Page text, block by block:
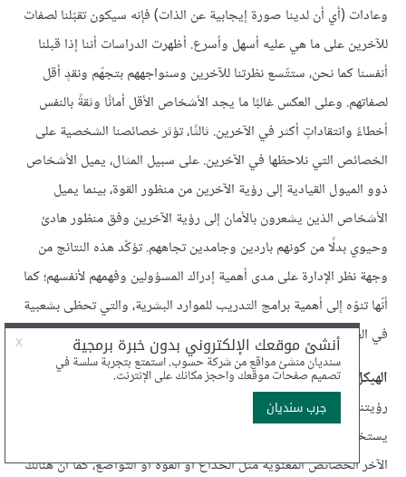
وعادات (أي أن لدينا صورة إيجابية عن الذات) فإنه سيكون تقبّلنا لصفات
للآخرين على ما هي عليه أسهل وأسرع. أظهرت الدراسات أننا إذا قبلنا
أنفسنا كما نحن، ستتّسع نظرتنا للآخرين وسنواجههم بتجهّم ونقدٍ أقل
لصفاتهم. وعلى العكس غالبًا ما يجد الأشخاص الأقل أمانًا وثقةً بالنفس
أخطاءً وانتقاداتٍ أكثر في الآخرين. ثالثًا، تؤثر خصائصنا الشخصية على
الخصائص التي نلاحظها في الآخرين. على سبيل المثال، يميل الأشخاص
ذوو الميول القيادية إلى رؤية الآخرين من منظور القوة، بينما يميل
الأشخاص الذين يشعرون بالأمان إلى رؤية الآخرين وفق منظور هادئ
وحيوي بدلًا من كونهم باردين وجامدين تجاههم. تؤكّد هذه النتائج من
وجهة نظر الإدارة على مدى أهمية إدراك المسؤولين وفهمهم لأنفسهم؛ كما
أنّها تنوّه إلى أهمية برامج التدريب للموارد البشرية، والتي تحظى بشعبية
في العديد من المؤسسات اليوم.
الهيكل المعرفي. وهو من العوامل الأخرى التي تؤثر أيضًا على كيفية
رؤيتنا للأشخاص. يصف الأشخاص بعضهم البعض بطريقة مختلفة، إذ
يستخدم البعض الخصائص المادية مثل الطول، بينما يستخدم البعض
الآخر الخصائص المعنوية مثل الخداع أو القوة أو التواضع، كما أن هنالك